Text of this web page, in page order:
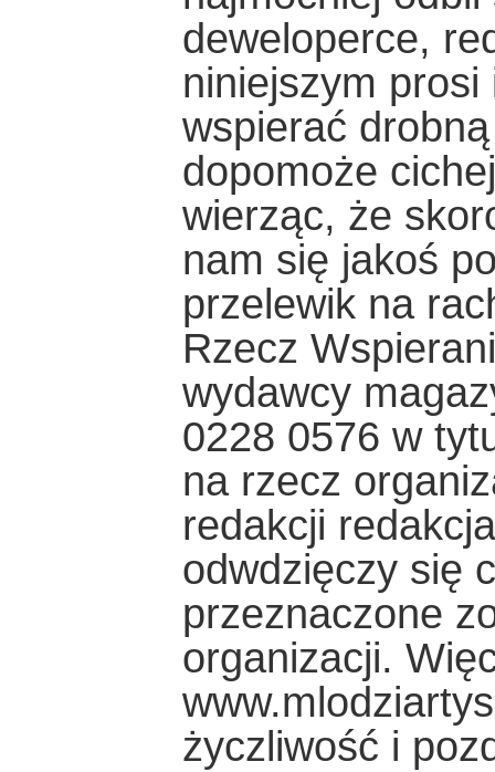
deweloperce,
niniejszym
wspierać
dopomoże
wierząc, że
nam się jakoś
przelewik na
Rzecz
wydawcy
0228 0576 w
na rzecz
redakcji
odwdzięczy się
przeznaczone
organizacji.
życzliwość i